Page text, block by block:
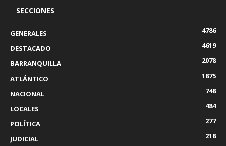
SECCIONES
GENERALES
4786
DESTACADO
4619
BARRANQUILLA
2078
ATLÁNTICO
1875
NACIONAL
748
LOCALES
484
POLÍTICA
277
JUDICIAL
218